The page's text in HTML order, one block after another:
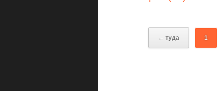
← туда 1